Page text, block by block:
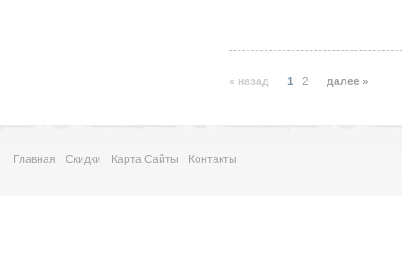
« назад 1 2 далее »
Главная Скидки Карта Сайты Контакты